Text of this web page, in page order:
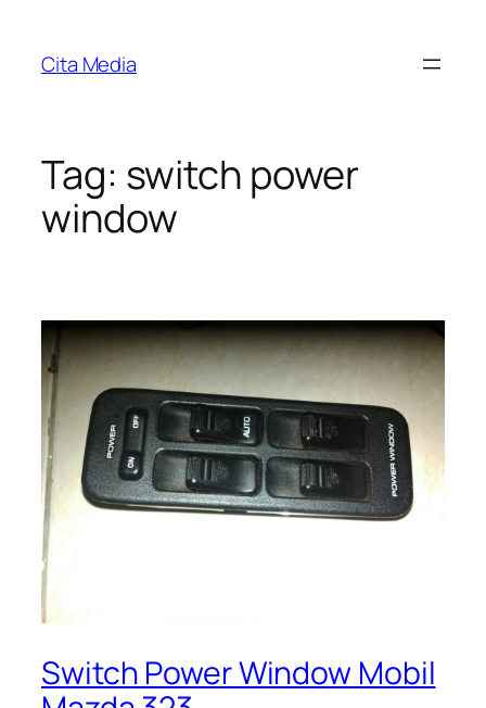
content
Cita Media
Tag: switch power
window
Switch Power Window Mobil